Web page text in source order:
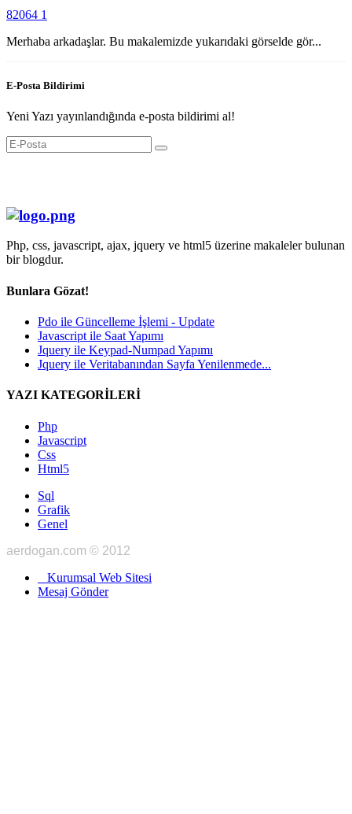
82064 1
Merhaba arkadaşlar. Bu makalemizde yukarıdaki görselde gör...
E-Posta Bildirimi
Yeni Yazı yayınlandığında e-posta bildirimi al!
Php, css, javascript, ajax, jquery ve html5 üzerine makaleler bulunan
bir blogdur.
Bunlara Gözat!
Pdo ile Güncelleme İşlemi - Update
Javascript ile Saat Yapımı
Jquery ile Keypad-Numpad Yapımı
Jquery ile Veritabanından Sayfa Yenilenmede...
YAZI KATEGORİLERİ
Php
Javascript
Css
Html5
Sql
Grafik
Genel
aerdogan.com © 2012
Kurumsal Web Sitesi
Mesaj Gönder